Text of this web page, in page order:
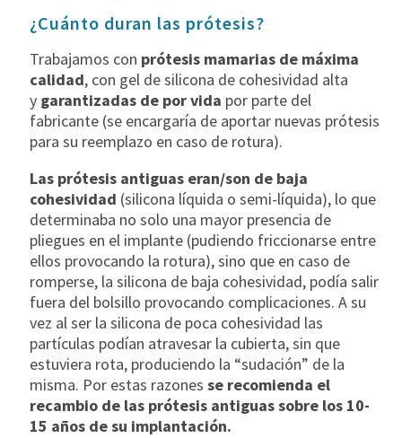
¿Cuánto duran las prótesis?
Trabajamos con prótesis mamarias de máxima
calidad, con gel de silicona de cohesividad alta
y garantizadas de por vida por parte del
fabricante (se encargaría de aportar nuevas prótesis
para su reemplazo en caso de rotura).
Las prótesis antiguas eran/son de baja
cohesividad (silicona líquida o semi-líquida), lo que
determinaba no solo una mayor presencia de
pliegues en el implante (pudiendo friccionarse entre
ellos provocando la rotura), sino que en caso de
romperse, la silicona de baja cohesividad, podía salir
fuera del bolsillo provocando complicaciones. A su
vez al ser la silicona de poca cohesividad las
partículas podían atravesar la cubierta, sin que
estuviera rota, produciendo la “sudación” de la
misma. Por estas razones se recomienda el
recambio de las prótesis antiguas sobre los 10-
15 años de su implantación.